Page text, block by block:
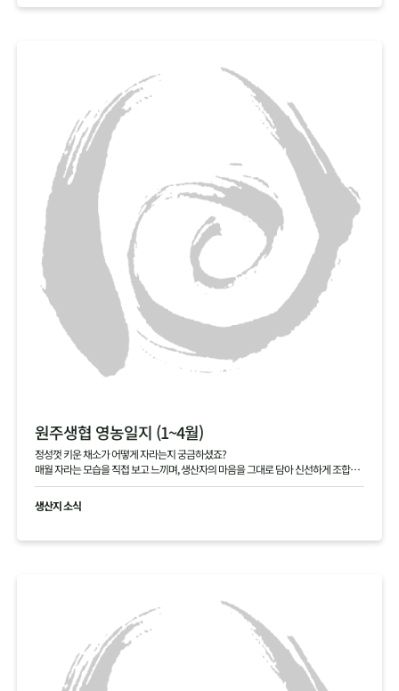
원주생협 영농일지 (1~4월)
정성껏 키운 채소가 어떻게 자라는지 궁금하셨죠?
매월 자라는 모습을 직접 보고 느끼며, 생산자의 마음을 그대로 담아 신선하게 조합원
님께 전달해 드립니다.
생산지 소식